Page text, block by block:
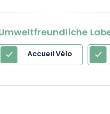
ihr volles
Accueil Vélo